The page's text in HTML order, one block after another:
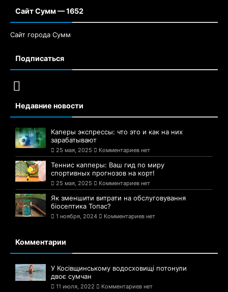
Сайт Сумм — 1652
Сайт города Сумм
Подписаться
Недавние новости
Каперы экспрессы: что это и как на них
зарабатывают
25 мая, 2025 Комментариев нет
Теннис капперы: Ваш гид по миру
спортивных прогнозов на корт!
25 мая, 2025 Комментариев нет
Як зменшити витрати на обслуговування
біосептика Топас?
1 ноября, 2024 Комментариев нет
Комментарии
У Косівщинському водосховищі потонули
двоє сумчан
11 июля, 2022 Комментариев нет